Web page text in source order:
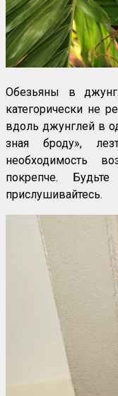
Обезьяны в
категорически не
вдоль джунглей в
зная броду»,
необходимость
покрепче. Будьте
прислушивайтесь.